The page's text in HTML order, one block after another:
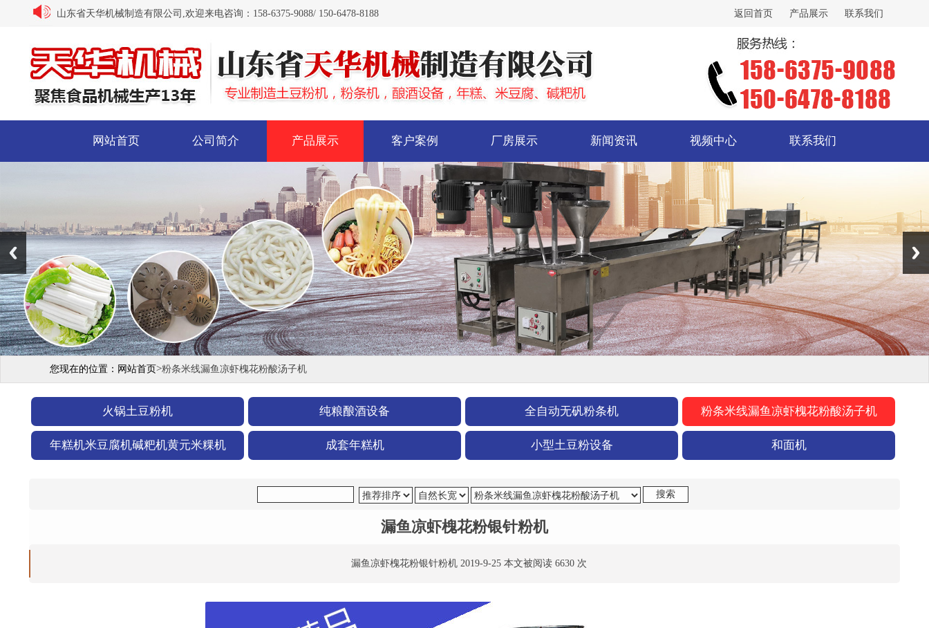
山东省天华机械制造有限公司,欢迎来电咨询：158-6375-9088/ 150-6478-8188 返回首页 产品展示 联系我们
网站首页 公司简介 产品展示 客户案例 厂房展示 新闻资讯 视频中心 联系我们
您现在的位置： 网站首页>粉条米线漏鱼凉虾槐花粉酸汤子机
火锅土豆粉机 纯粮酿酒设备 全自动无矾粉条机 粉条米线漏鱼凉虾槐花粉酸汤子机
年糕机米豆腐机碱粑机黄元米粿机 成套年糕机 小型土豆粉设备 和面机
漏鱼凉虾槐花粉银针粉机
漏鱼凉虾槐花粉银针粉机 2019-9-25 本文被阅读 6630 次